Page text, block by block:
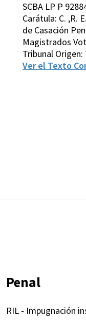
SCBA LP P
Carátula: C. ,R.
de Casación
Magistrados
Tribunal Origen:
Ver el Texto
Penal
RIL - Impugnación